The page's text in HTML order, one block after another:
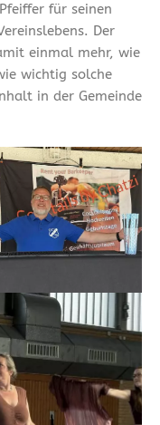
für seinen
Der
einmal mehr, wie
wichtig solche
in der Gemeinde